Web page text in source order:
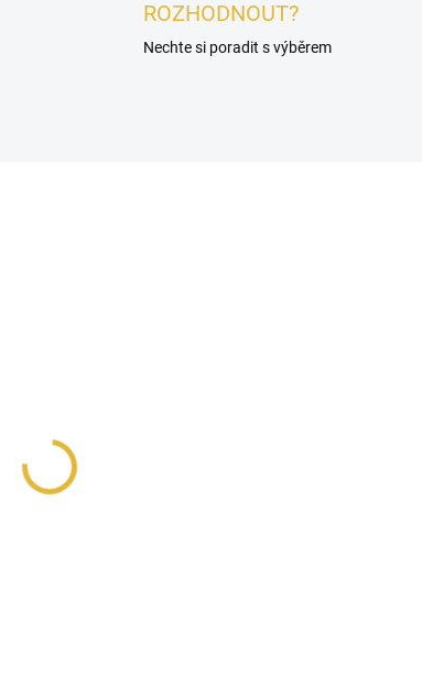
ROZHODNOUT?
Nechte si poradit s výběrem